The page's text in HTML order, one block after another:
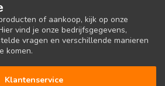
of aankoop, kijk op onze
vind je onze bedrijfsgegevens,
vragen en verschillende manieren
komen.
Klantenservice